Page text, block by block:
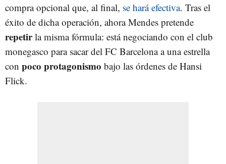
compra opcional que, al final, se hará efectiva. Tras el
éxito de dicha operación, ahora Mendes pretende
repetirla misma fórmula: está negociando con el club
monegasco para sacar del FC Barcelona a una estrella
con poco protagonismo bajo las órdenes de Hansi
Flick.